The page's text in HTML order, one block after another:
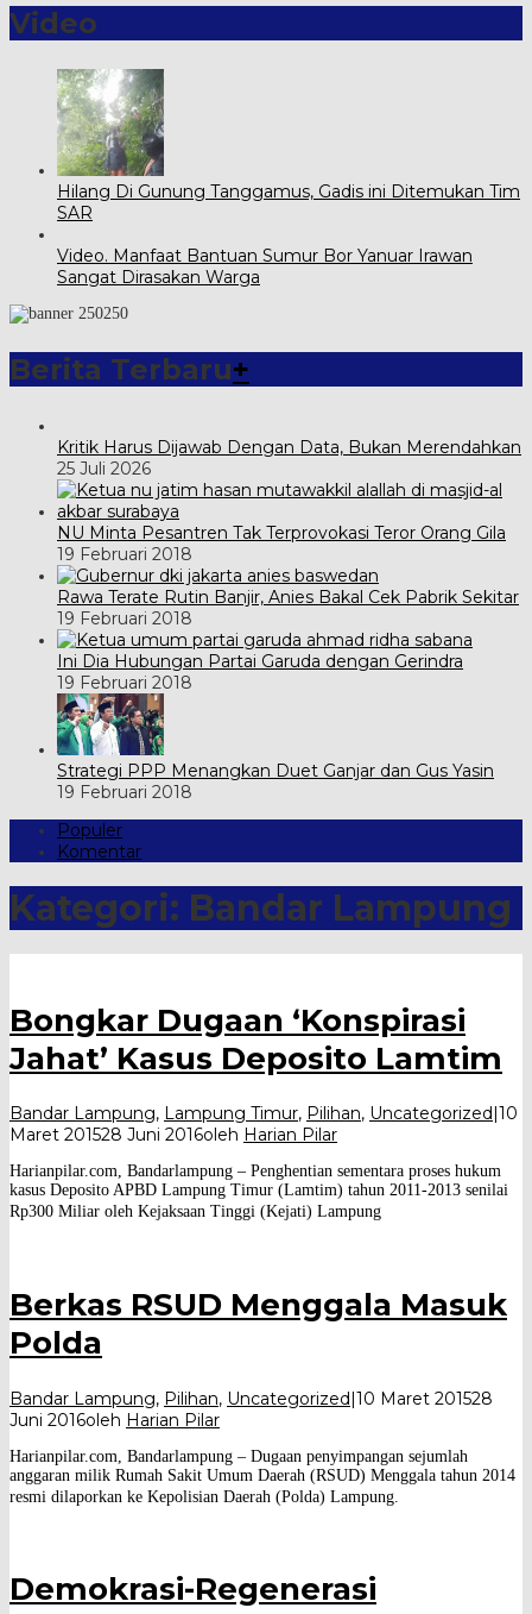
Video
Hilang Di Gunung Tanggamus, Gadis ini Ditemukan Tim
SAR
Video. Manfaat Bantuan Sumur Bor Yanuar Irawan
Sangat Dirasakan Warga
Berita Terbaru+
Kritik Harus Dijawab Dengan Data, Bukan Merendahkan
25 Juli 2026
NU Minta Pesantren Tak Terprovokasi Teror Orang Gila
19 Februari 2018
Rawa Terate Rutin Banjir, Anies Bakal Cek Pabrik Sekitar
19 Februari 2018
Ini Dia Hubungan Partai Garuda dengan Gerindra
19 Februari 2018
Strategi PPP Menangkan Duet Ganjar dan Gus Yasin
19 Februari 2018
Populer
Komentar
Kategori: Bandar Lampung
Bongkar Dugaan ‘Konspirasi
Jahat’ Kasus Deposito Lamtim
Bandar Lampung, Lampung Timur, Pilihan, Uncategorized 10
Maret 201528 Juni 2016oleh Harian Pilar
Harianpilar.com, Bandarlampung – Penghentian sementara proses hukum
kasus Deposito APBD Lampung Timur (Lamtim) tahun 2011-2013 senilai
Rp300 Miliar oleh Kejaksaan Tinggi (Kejati) Lampung
Berkas RSUD Menggala Masuk
Polda
Bandar Lampung, Pilihan, Uncategorized|10 Maret 201528
Juni 2016oleh Harian Pilar
Harianpilar.com, Bandarlampung – Dugaan penyimpangan sejumlah
anggaran milik Rumah Sakit Umum Daerah (RSUD) Menggala tahun 2014
resmi dilaporkan ke Kepolisian Daerah (Polda) Lampung.
Demokrasi-Regenerasi